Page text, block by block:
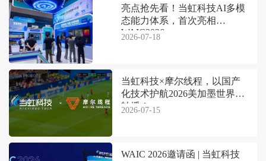
亮点抢先看！当虹科技AI多模
态能力体系，首次亮相
WAIC2026
2026-07-18
当虹科技×摩尔线程，以国产
化技术护航2026美加墨世界杯
转播！
2026-07-15
WAIC 2026邀请函 | 当虹科技